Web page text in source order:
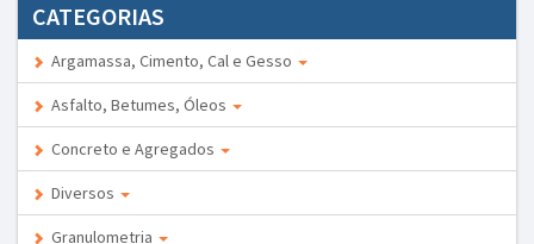
CATEGORIAS
Argamassa, Cimento, Cal e Gesso
Asfalto, Betumes, Óleos
Concreto e Agregados
Diversos
Granulometria